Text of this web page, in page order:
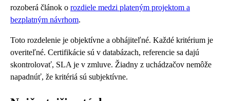
rozoberá článok o rozdiele medzi plateným projektom a
bezplatným návrhom.
Toto rozdelenie je objektívne a obhájiteľné. Každé kritérium je
overiteľné. Certifikácie sú v databázach, referencie sa dajú
skontrolovať, SLA je v zmluve. Žiadny z uchádzačov nemôže
napadnúť, že kritériá sú subjektívne.